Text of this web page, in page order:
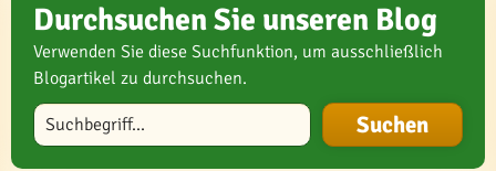
Durchsuchen Sie unseren Blog
Verwenden Sie diese Suchfunktion, um ausschließlich
Blogartikel zu durchsuchen.
Blog durchsuchen